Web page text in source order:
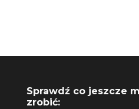
Sprawdź co jeszcze
zrobić: